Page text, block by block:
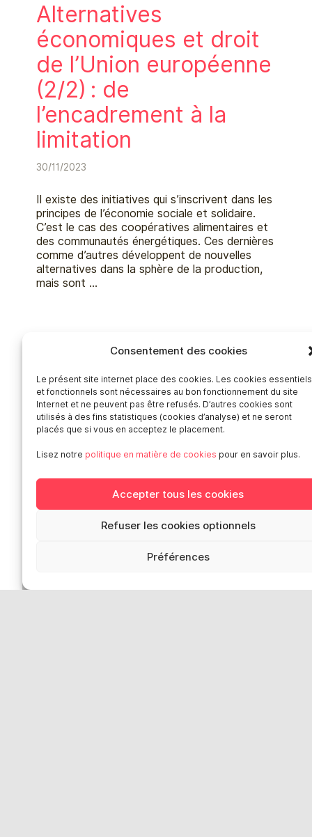
Consentement des cookies
Le présent site internet place des cookies. Les cookies essentiels
et fonctionnels sont nécessaires au bon fonctionnement du site
Internet et ne peuvent pas être refusés. D’autres cookies sont
utilisés à des fins statistiques (cookies d’analyse) et ne seront
placés que si vous en acceptez le placement.
Lisez notre politique en matière de cookies pour en savoir plus.
Accepter tous les cookies
Refuser les cookies optionnels
Préférences
Alternatives
économiques et droit
de l’Union européenne
(2/2) : de
l’encadrement à la
limitation
30/11/2023
Il existe des initiatives qui s’inscrivent dans les
principes de l’économie sociale et solidaire.
C’est le cas des coopératives alimentaires et
des communautés énergétiques. Ces dernières
comme d’autres développent de nouvelles
alternatives dans la sphère de la production,
mais sont …
Older news
Accès rapides
Publications
Catalogue des formateur·ices de Smart
Presse
Politique de protection des données